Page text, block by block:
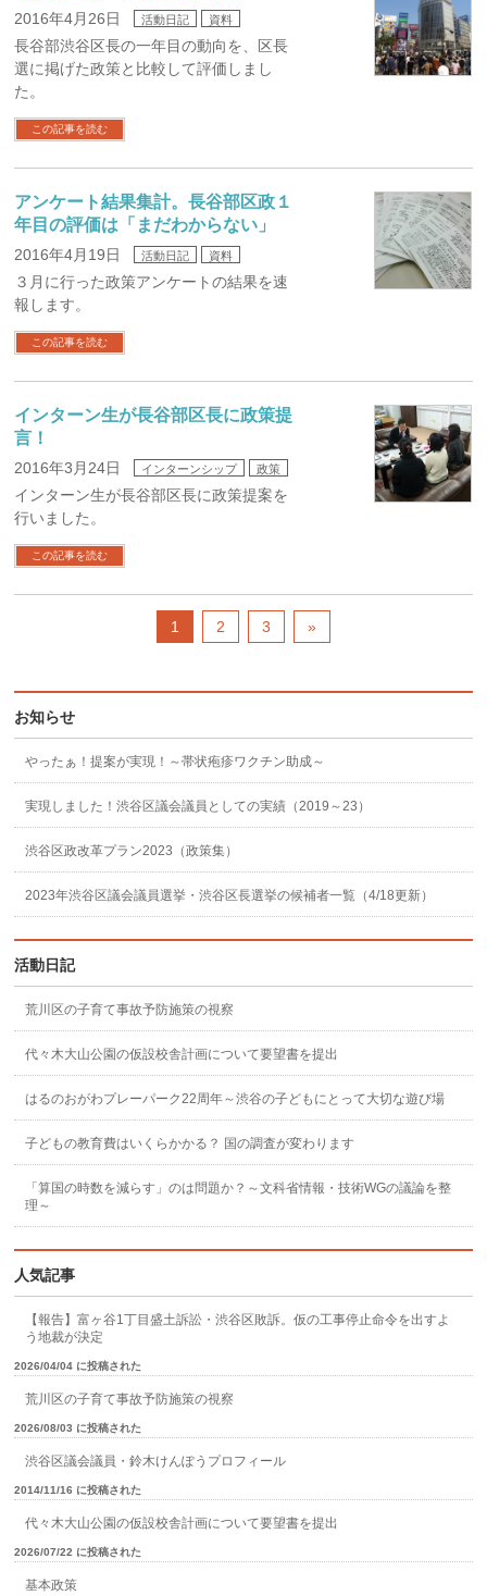
2016年4月26日 活動日記 資料
長谷部渋谷区長の一年目の動向を、区長
選に掲げた政策と比較して評価しまし
た。
この記事を読む
アンケート結果集計。長谷部区政１
年目の評価は「まだわからない」
2016年4月19日 活動日記 資料
３月に行った政策アンケートの結果を速
報します。
この記事を読む
インターン生が長谷部区長に政策提
言！
2016年3月24日 インターンシップ 政策
インターン生が長谷部区長に政策提案を
行いました。
この記事を読む
1 2 3 »
お知らせ
やったぁ！提案が実現！～帯状疱疹ワクチン助成～
実現しました！渋谷区議会議員としての実績（2019～23）
渋谷区政改革プラン2023（政策集）
2023年渋谷区議会議員選挙・渋谷区長選挙の候補者一覧（4/18更新）
活動日記
荒川区の子育て事故予防施策の視察
代々木大山公園の仮設校舎計画について要望書を提出
はるのおがわプレーパーク22周年～渋谷の子どもにとって大切な遊び場
子どもの教育費はいくらかかる？ 国の調査が変わります
「算国の時数を減らす」のは問題か？～文科省情報・技術WGの議論を整
理～
人気記事
【報告】富ヶ谷1丁目盛土訴訟・渋谷区敗訴。仮の工事停止命令を出すよ
う地裁が決定
2026/04/04 に投稿された
荒川区の子育て事故予防施策の視察
2026/08/03 に投稿された
渋谷区議会議員・鈴木けんぽうプロフィール
2014/11/16 に投稿された
代々木大山公園の仮設校舎計画について要望書を提出
2026/07/22 に投稿された
基本政策